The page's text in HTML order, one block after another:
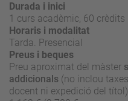
Durada i inici
1 curs acadèmic, 60 crèdits
Horaris i modalitat
Tarda. Presencial
Preus i beques
Preu aproximat del màster
addicionals (no inclou
docent ni expedició del